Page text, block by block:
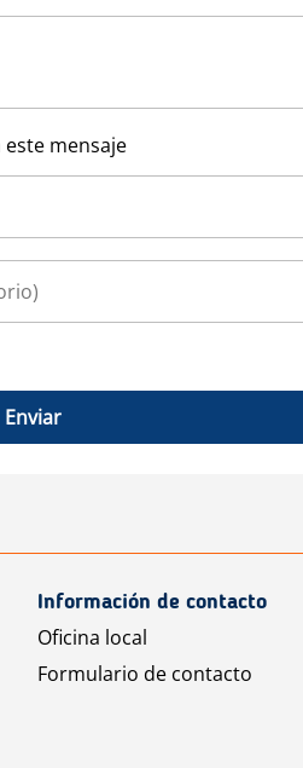
mensaje
Enviar
Información de contacto
Oficina local
Formulario de contacto